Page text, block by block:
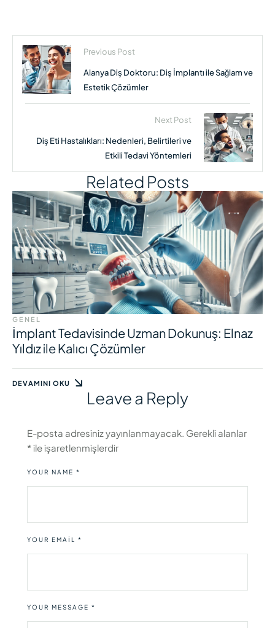
Previous Post
Alanya Diş Doktoru: Diş İmplantı ile Sağlam ve
Estetik Çözümler
Next Post
Diş Eti Hastalıkları: Nedenleri, Belirtileri ve
Etkili Tedavi Yöntemleri
Related Posts
GENEL
İmplant Tedavisinde Uzman Dokunuş: Elnaz
Yıldız ile Kalıcı Çözümler
DEVAMINI OKU
Leave a Reply
E-posta adresiniz yayınlanmayacak. Gerekli alanlar
* ile işaretlenmişlerdir
YOUR MESSAGE *
YOUR NAME *
YOUR EMAIL *